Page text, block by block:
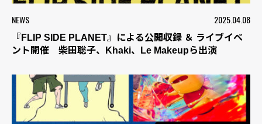
NEWS 2025.04.08
『FLIP SIDE PLANET』による公開収録 ＆ ライブイベ
ント開催 柴田聡子、Khaki、Le Makeupら出演